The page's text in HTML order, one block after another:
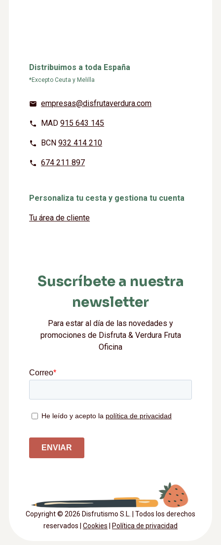
Distribuimos a toda España
*Excepto Ceuta y Melilla
empresas@disfrutaverdura.com
MAD915 643 145
BCN932 414 210
674 211 897
Personaliza tu cesta y gestiona tu cuenta
Tu área de cliente
Suscríbete a nuestra
newsletter
Para estar al día de las novedades y
promociones de Disfruta & Verdura Fruta
Oficina
Copyright © 2026 Disfrutismo S.L. | Todos los derechos
reservados | Cookies Política de privacidad